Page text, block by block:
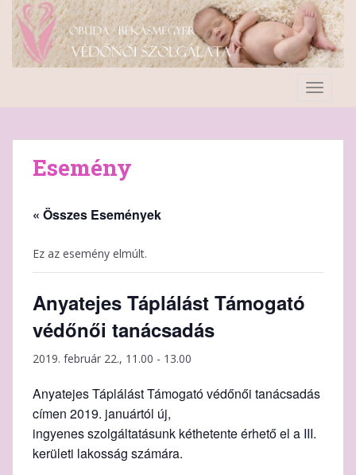
Esemény
« Összes Események
Ez az esemény elmúlt.
Anyatejes Táplálást Támogató
védőnői tanácsadás
2019. február 22., 11.00 - 13.00
Anyatejes Táplálást Támogató védőnői tanácsadás
címen 2019. januártól új,
ingyenes szolgáltatásunk kéthetente érhető el a III.
kerületi lakosság számára.